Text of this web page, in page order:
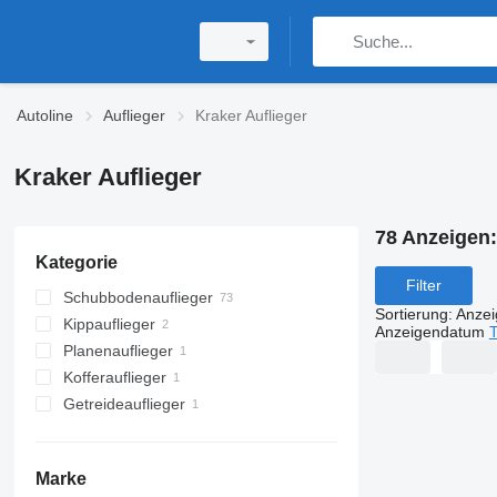
Autoline Auflieger Kraker Auflieger
Kraker Auflieger
Kategorie
Schubbodenauflieger
Kippauflieger
Planenauflieger
Kofferauflieger
Getreideauflieger
Marke
78 Anzeigen:
Filter
Sortierung:
Anzeigendatum